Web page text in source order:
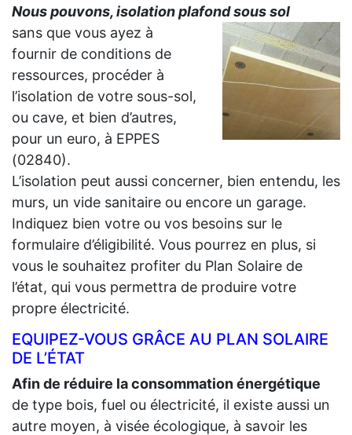
Nous pouvons, isolation plafond sous sol
sans que vous ayez à
fournir de conditions de
ressources, procéder à
l’isolation de votre sous-sol,
ou cave, et bien d’autres,
pour un euro, à EPPES
(02840).
L’isolation peut aussi concerner, bien entendu, les
murs, un vide sanitaire ou encore un garage.
Indiquez bien votre ou vos besoins sur le
formulaire d’éligibilité. Vous pourrez en plus, si
vous le souhaitez profiter du Plan Solaire de
l’état, qui vous permettra de produire votre
propre électricité.
EQUIPEZ-VOUS GRÂCE AU PLAN SOLAIRE
DE L’ÉTAT
Afin de réduire la consommation énergétique
de type bois, fuel ou électricité, il existe aussi un
autre moyen, à visée écologique, à savoir les